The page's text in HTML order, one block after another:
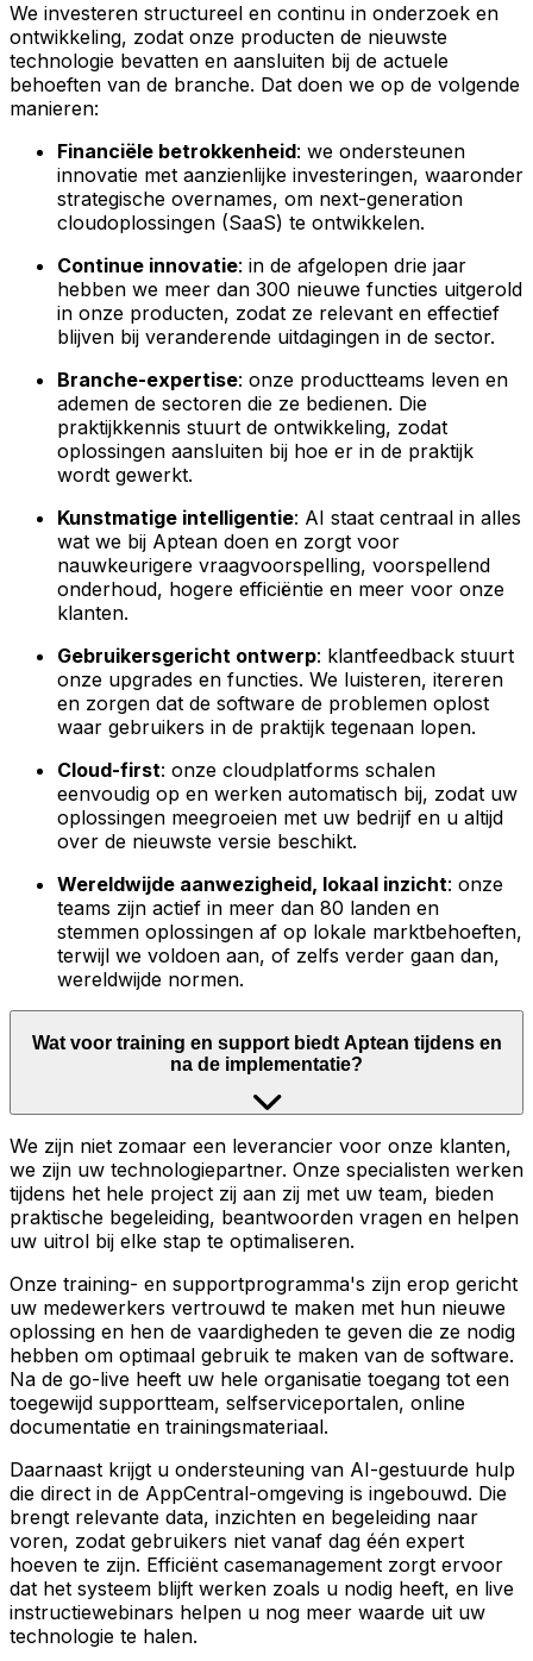
We investeren structureel en continu in onderzoek en
ontwikkeling, zodat onze producten de nieuwste
technologie bevatten en aansluiten bij de actuele
behoeften van de branche. Dat doen we op de volgende
manieren:
Financiële betrokkenheid: we ondersteunen
innovatie met aanzienlijke investeringen, waaronder
strategische overnames, om next-generation
cloudoplossingen (SaaS) te ontwikkelen.
Continue innovatie: in de afgelopen drie jaar
hebben we meer dan 300 nieuwe functies uitgerold
in onze producten, zodat ze relevant en effectief
blijven bij veranderende uitdagingen in de sector.
Branche-expertise: onze productteams leven en
ademen de sectoren die ze bedienen. Die
praktijkkennis stuurt de ontwikkeling, zodat
oplossingen aansluiten bij hoe er in de praktijk
wordt gewerkt.
Kunstmatige intelligentie: AI staat centraal in alles
wat we bij Aptean doen en zorgt voor
nauwkeurigere vraagvoorspelling, voorspellend
onderhoud, hogere efficiëntie en meer voor onze
klanten.
Gebruikersgericht ontwerp: klantfeedback stuurt
onze upgrades en functies. We luisteren, itereren
en zorgen dat de software de problemen oplost
waar gebruikers in de praktijk tegenaan lopen.
Cloud-first: onze cloudplatforms schalen
eenvoudig op en werken automatisch bij, zodat uw
oplossingen meegroeien met uw bedrijf en u altijd
over de nieuwste versie beschikt.
Wereldwijde aanwezigheid, lokaal inzicht: onze
teams zijn actief in meer dan 80 landen en
stemmen oplossingen af op lokale marktbehoeften,
terwijl we voldoen aan, of zelfs verder gaan dan,
wereldwijde normen.
Wat voor training en support biedt Aptean tijdens en
na de implementatie?
We zijn niet zomaar een leverancier voor onze klanten,
we zijn uw technologiepartner. Onze specialisten werken
tijdens het hele project zij aan zij met uw team, bieden
praktische begeleiding, beantwoorden vragen en helpen
uw uitrol bij elke stap te optimaliseren.
Onze training- en supportprogramma's zijn erop gericht
uw medewerkers vertrouwd te maken met hun nieuwe
oplossing en hen de vaardigheden te geven die ze nodig
hebben om optimaal gebruik te maken van de software.
Na de go-live heeft uw hele organisatie toegang tot een
toegewijd supportteam, selfserviceportalen, online
documentatie en trainingsmateriaal.
Daarnaast krijgt u ondersteuning van AI-gestuurde hulp
die direct in de AppCentral-omgeving is ingebouwd. Die
brengt relevante data, inzichten en begeleiding naar
voren, zodat gebruikers niet vanaf dag één expert
hoeven te zijn. Efficiënt casemanagement zorgt ervoor
dat het systeem blijft werken zoals u nodig heeft, en live
instructiewebinars helpen u nog meer waarde uit uw
technologie te halen.